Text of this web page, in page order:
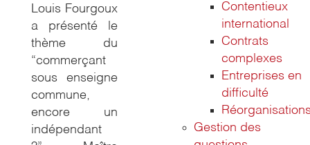
Louis Fourgoux
a présenté le
thème du
“commerçant
sous enseigne
commune,
encore un
indépendant
Contentieux
international
Contrats
complexes
Entreprises en
difficulté
Gestion des